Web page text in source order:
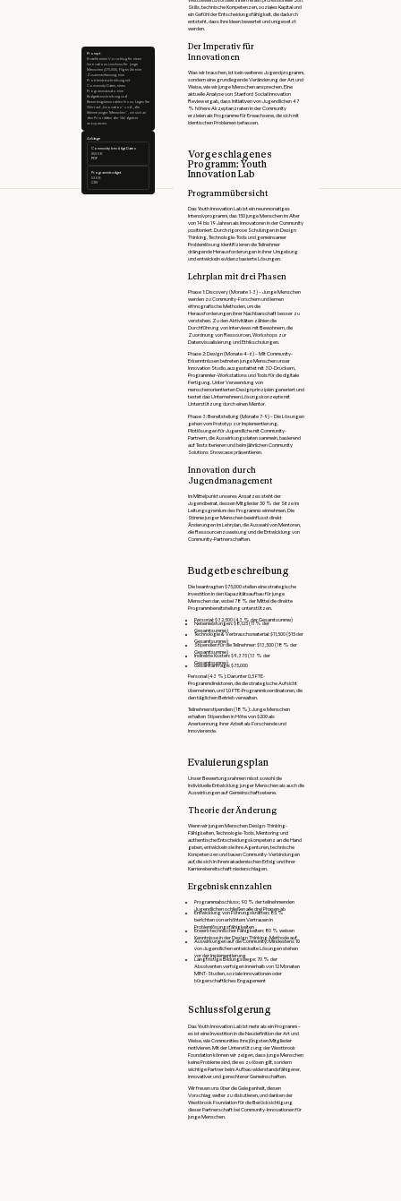
Prompt
Erstelle einen Vorschlag für einen
Innovationszuschuss für junge
Menschen ($75,000). Fügen Sie eine
Zusammenfassung, eine
Problembeschreibung mit
Community-Daten, einen
Programmansatz, eine
Budgetbeschreibung und
Bewertungskennzahlen hinzu. Legen Sie
Wert auf „Innovation“ und „die
Stimme junger Menschen“, um sich an
den Prioritäten der Geldgeber
anzupassen.
Anhänge
Community benötigt Daten
850 KB
PDF
Programmbudget
52 KB
CSV
Skills, technische Kompetenzen, soziales Kapital und
ein Gefühl der Entscheidungsfähigkeit, die dadurch
entsteht, dass ihre Ideen bewertet und umgesetzt
werden.
Der Imperativ für
Innovationen
Was wir brauchen, ist kein weiteres Jugendprogramm,
sondern eine grundlegende Veränderung der Art und
Weise, wie wir junge Menschen ansprechen. Eine
aktuelle Analyse von Stanford Social Innovation
Review ergab, dass Initiativen von Jugendlichen 47
% höhere Akzeptanzraten in der Community
erzielen als Programme für Erwachsene, die sich mit
identischen Problemen befassen.
Vorgeschlagenes
Programm: Youth
Innovation Lab
Programmübersicht
Das Youth Innovation Lab ist ein neunmonatiges
Intensivprogramm, das 150 junge Menschen im Alter
von 14 bis 19 Jahren als Innovatoren in der Community
positioniert. Durch rigorose Schulungen in Design
Thinking, Technologie-Tools und gemeinsamer
Problemlösung identifizieren die Teilnehmer
drängende Herausforderungen in ihrer Umgebung
und entwickeln evidenzbasierte Lösungen.
Lehrplan mit drei Phasen
Phase 1: Discovery (Monate 1-3) – Junge Menschen
werden zu Community-Forschern und lernen
ethnografische Methoden, um die
Herausforderungen ihrer Nachbarschaft besser zu
verstehen. Zu den Aktivitäten zählen die
Durchführung von Interviews mit Bewohnern, die
Zuordnung von Ressourcen, Workshops zur
Datenvisualisierung und Ethikschulungen.
Phase 2: Design (Monate 4-6) – Mit Community-
Erkenntnissen betreten junge Menschen unser
Innovation Studio, ausgestattet mit 3D-Druckern,
Programmier-Workstations und Tools für die digitale
Fertigung. Unter Verwendung von
menschenorientierten Designprinzipien generiert und
testet das Unternehmen Lösungskonzepte mit
Unterstützung durch einen Mentor.
Phase 3: Bereitstellung (Monate 7-9) – Die Lösungen
gehen vom Prototyp zur Implementierung.
Pilotlösungen für Jugendliche mit Community-
Partnern, die Auswirkungsdaten sammeln, basierend
auf Tests iterieren und beim jährlichen Community
Solutions Showcase präsentieren.
Innovation durch
Jugendmanagement
Im Mittelpunkt unseres Ansatzes steht der
Jugendbeirat, dessen Mitglieder 50 % der Sitze im
Leitungsgremium des Programms einnehmen. Die
Stimme junger Menschen beeinflusst direkt
Änderungen im Lehrplan, die Auswahl von Mentoren,
die Ressourcenzuweisung und die Entwicklung von
Community-Partnerschaften.
Budgetbeschreibung
Die beantragten $75,000 stellen eine strategische
Investition in den Kapazitätsaufbau für junge
Menschen dar, wobei 78 % der Mittel die direkte
Programmbereitstellung unterstützen.
Personal: $32,500 (43 % der Gesamtsumme)
Nebenleistungen: $8,125 (11 % der
Gesamtsumme)
Technologie & Verbrauchsmaterial: $11,500 ($15 der
Gesamtsumme)
Stipendien für die Teilnehmer: $13,500 (18 % der
Gesamtsumme)
Indirekte Kosten: $9,375 (13 % der
Gesamtsumme)
Gesamtanfrage: $75,000
Personal (43 %): Darunter 0,5 FTE-
Programmdirektoren, die die strategische Aufsicht
übernehmen, und 1,0 FTE-Programmkoordinatoren, die
den täglichen Betrieb verwalten.
Teilnehmerstipendien (18 %): Junge Menschen
erhalten Stipendien in Höhe von $200 als
Anerkennung ihrer Arbeit als Forschende und
Innovierende.
Evaluierungsplan
Unser Bewertungsrahmen misst sowohl die
individuelle Entwicklung junger Menschen als auch die
Auswirkungen auf Gemeinschaftsebene.
Theorie der Änderung
Wenn wir jungen Menschen Design-Thinking-
Fähigkeiten, Technologie-Tools, Mentoring und
authentische Entscheidungskompetenz an die Hand
geben, entwickeln sie ihre Agenturen, technische
Kompetenzen und bauen Community-Verbindungen
auf, die sich in ihrem akademischen Erfolg und ihrer
Karrierebereitschaft niederschlagen.
Ergebniskennzahlen
Programmabschluss: 90 % der teilnehmenden
Jugendlichen schließen alle drei Phasen ab
Entwicklung von Führungskräften: 85 %
berichten von erhöhtem Vertrauen in
Problemlösungsfähigkeiten
Erwerb technischer Fähigkeiten: 80 % weisen
Kenntnisse in der Design Thinking-Methode auf
Auswirkungen auf die Community: Mindestens 10
von Jugendlichen entwickelte Lösungen stehen
vor der Implementierung
Langfristige Bildungswege: 70 % der
Absolventen verfolgen innerhalb von 12 Monaten
MINT-Studien, soziale Innovationen oder
bürgerschaftliches Engagement
Schlussfolgerung
Das Youth Innovation Lab ist mehr als ein Programm –
es ist eine Investition in die Neudefinition der Art und
Weise, wie Communities ihre jüngsten Mitglieder
motivieren. Mit der Unterstützung der Westbrook
Foundation können wir zeigen, dass junge Menschen
keine Probleme sind, die es zu lösen gilt, sondern
wichtige Partner beim Aufbau widerstandsfähigerer,
innovativer und gerechterer Gemeinschaften.
Wir freuen uns über die Gelegenheit, diesen
Vorschlag weiter zu diskutieren, und danken der
Westbrook Foundation für die Berücksichtigung
dieser Partnerschaft bei Community-Innovationen für
junge Menschen.